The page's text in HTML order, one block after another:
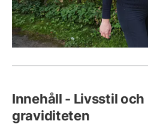
Innehåll - Livsstil
graviditeten